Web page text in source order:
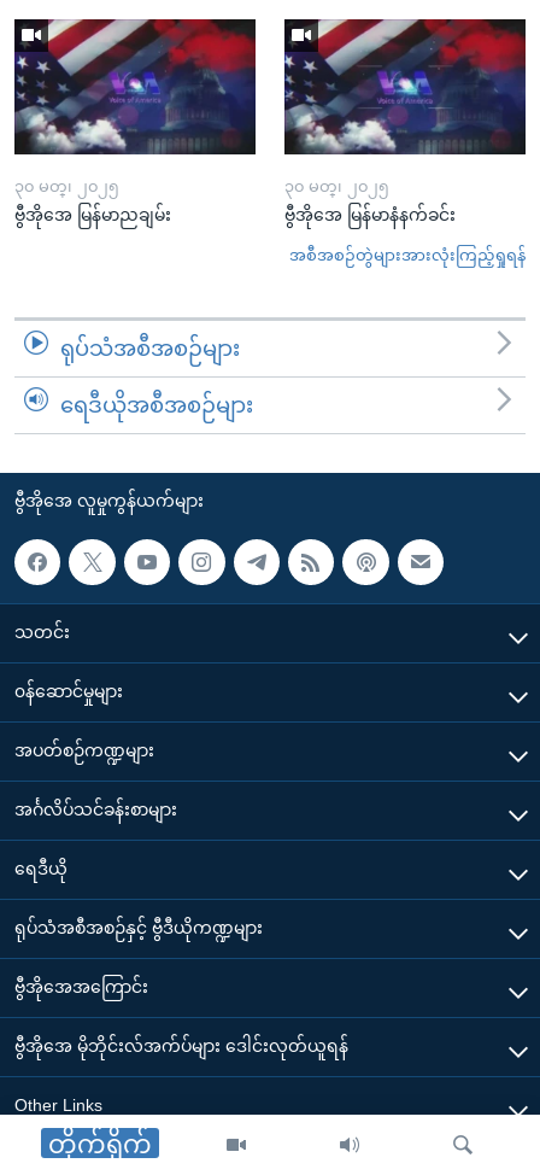
တိုက်ရိုက်
၃၀ မတ္၊ ၂၀၂၅
ဗွီအိုအေ မြန်မာညချမ်း
၃၀ မတ္၊ ၂၀၂၅
ဗွီအိုအေ မြန်မာနံနက်ခင်း
အစီအစဉ်တွဲများအားလုံးကြည့်ရှုရန်
ရုပ်သံအစီအစဉ်များ
ရေဒီယိုအစီအစဉ်များ
ဗွီအိုအေ လူမှုကွန်ယက်များ
သတင်း
၀န်ဆောင်မှုများ
အပတ်စဉ်ကဏ္ဍများ
အင်္ဂလိပ်သင်ခန်းစာများ
ရေဒီယို
ရုပ်သံအစီအစဉ်နှင့် ဗွီဒီယိုကဏ္ဍများ
ဗွီအိုအေအကြောင်း
ဗွီအိုအေ မိုဘိုင်းလ်အက်ပ်များ ဒေါင်းလုတ်ယူရန်
Other Links